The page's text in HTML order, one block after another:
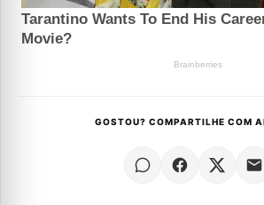
GOSTOU? COMPARTILHE COM